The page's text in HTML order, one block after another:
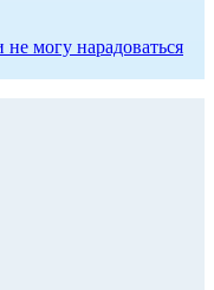
могу нарадоваться